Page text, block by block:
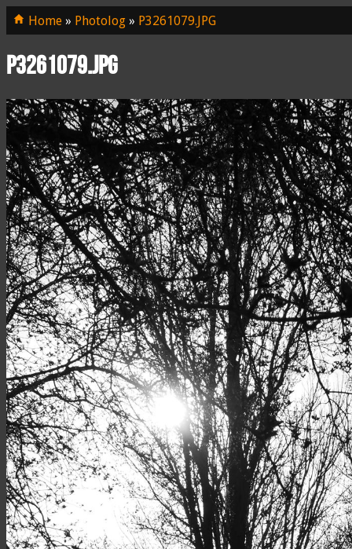
Home » Photolog » P3261079.JPG
P3261079.JPG